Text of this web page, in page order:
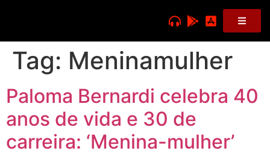
Tag: Meninamulher
Paloma Bernardi celebra 40
anos de vida e 30 de
carreira: ‘Menina-mulher’